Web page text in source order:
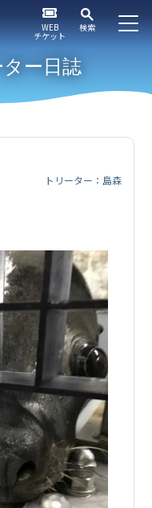
WEB
チケット
検索
ー日誌
トリーター：島森